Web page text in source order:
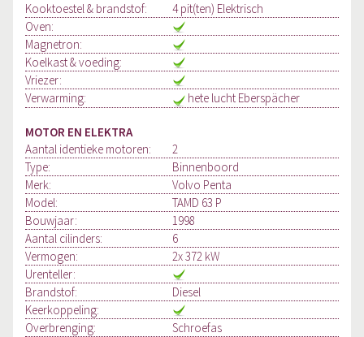
Kooktoestel & brandstof:
4 pit(ten) Elektrisch
Oven:
Magnetron:
Koelkast & voeding:
Vriezer:
Verwarming:
hete lucht Eberspächer
MOTOR EN ELEKTRA
Aantal identieke motoren:
2
Type:
Binnenboord
Merk:
Volvo Penta
Model:
TAMD 63 P
Bouwjaar:
1998
Aantal cilinders:
6
Vermogen:
2x 372 kW
Urenteller:
Brandstof:
Diesel
Keerkoppeling:
Overbrenging:
Schroefas